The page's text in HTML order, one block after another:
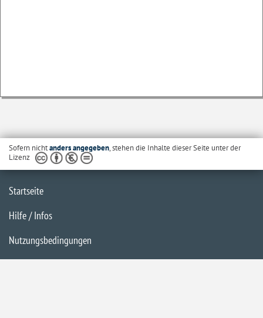
Sofern nichtanders angegeben, stehen die Inhalte dieser Seite unter der
Lizenz
Startseite
Hilfe / Infos
Nutzungsbedingungen